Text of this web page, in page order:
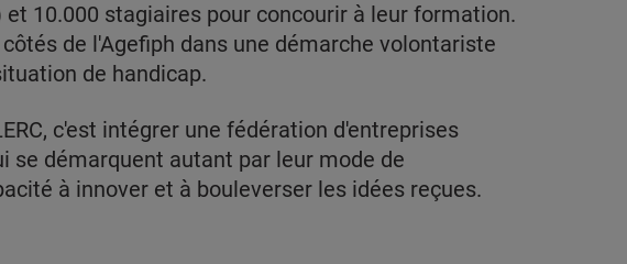
10.000 stagiaires pour concourir à leur formation.
de l'Agefiph dans une démarche volontariste
de handicap.
c'est intégrer une fédération d'entreprises
se démarquent autant par leur mode de
à innover et à bouleverser les idées reçues.